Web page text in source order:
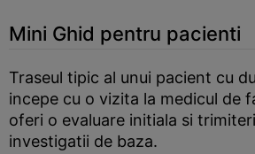
Mini Ghid pentru pacienti
Traseul tipic al unui pacient cu
incepe cu o vizita la medicul de
oferi o evaluare initiala si
investigatii de baza.